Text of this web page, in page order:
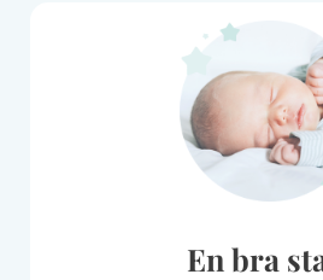
En bra